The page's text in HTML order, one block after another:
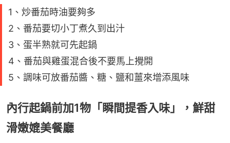
1、炒番茄時油要夠多
2、番茄要切小丁煮久到出汁
3、蛋半熟就可先起鍋
4、番茄與雞蛋混合後不要馬上攪開
5、調味可放番茄醬、糖、鹽和薑來增添風味
內行起鍋前加1物「瞬間提香入味」，鮮甜
滑嫩媲美餐廳